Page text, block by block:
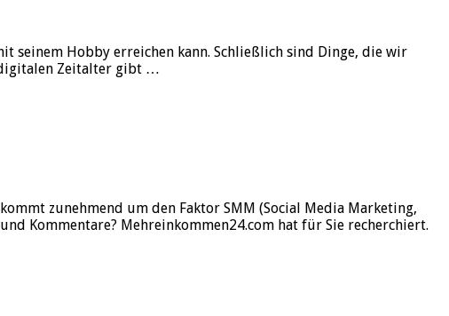
seinem Hobby erreichen kann. Schließlich sind Dinge, die wir
digitalen Zeitalter gibt …
zunehmend um den Faktor SMM (Social Media Marketing,
Kommentare? Mehreinkommen24.com hat für Sie recherchiert.